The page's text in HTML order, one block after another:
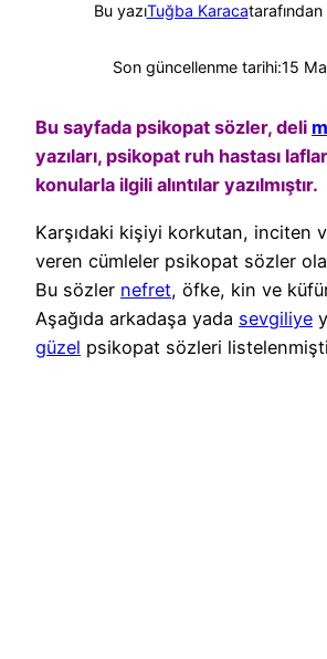
Bu yazıTuğba Karacatarafından
Son güncellenme tarihi:15
Bu sayfada psikopat sözler, deli
yazıları, psikopat ruh hastası
konularla ilgili alıntılar yazılmıştır.
Karşıdaki kişiyi korkutan, inciten
veren cümleler psikopat sözler
Bu sözler nefret, öfke, kin ve
Aşağıda arkadaşa yada sevgiliye
güzel psikopat sözleri